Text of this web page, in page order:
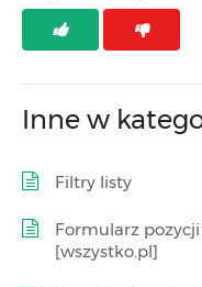
Inne w
Filtry listy
Formularz
[wszystko.pl]